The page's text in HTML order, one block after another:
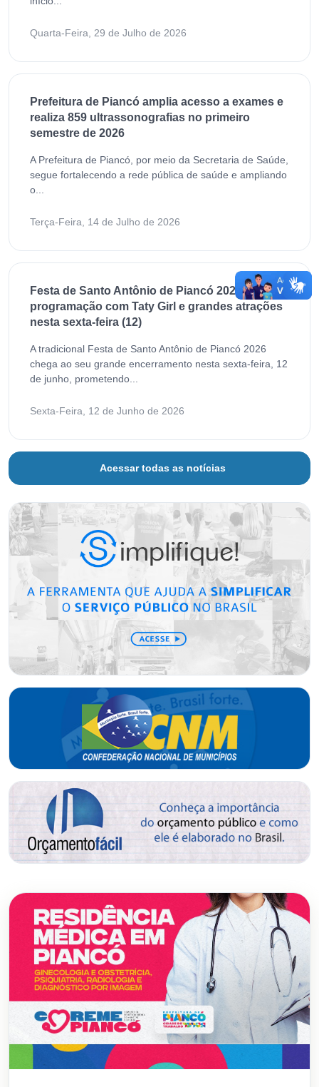
Quarta-Feira, 29 de Julho de 2026
Prefeitura de Piancó amplia acesso a exames e
realiza 859 ultrassonografias no primeiro
semestre de 2026
A Prefeitura de Piancó, por meio da Secretaria de Saúde,
segue fortalecendo a rede pública de saúde e ampliando
o...
Terça-Feira, 14 de Julho de 2026
Festa de Santo Antônio de Piancó 2026 encerra
programação com Taty Girl e grandes atrações
nesta sexta-feira (12)
A tradicional Festa de Santo Antônio de Piancó 2026
chega ao seu grande encerramento nesta sexta-feira, 12
de junho, prometendo...
Sexta-Feira, 12 de Junho de 2026
Acessar todas as notícias